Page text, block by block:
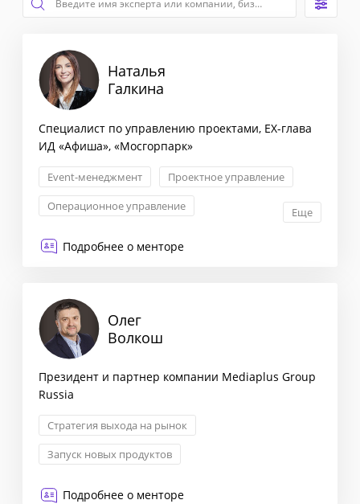
Наталья
Галкина
Специалист по управлению проектами, EX-глава
ИД «Афиша», «Мосгорпарк»
Event-менеджмент
Проектное управление
Операционное управление
Еще
Подробнее о менторе
Олег
Волкош
Президент и партнер компании Mediaplus Group
Russia
Стратегия выхода на рынок
Запуск новых продуктов
Подробнее о менторе